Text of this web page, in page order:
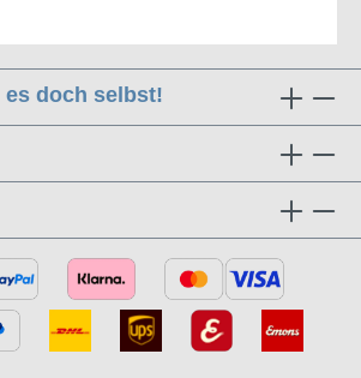
es doch selbst!